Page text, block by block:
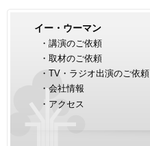
イー・ウーマン
・ 講演のご依頼
・ 取材のご依頼
・ TV・ラジオ出演のご依頼
・ 会社情報
・ アクセス